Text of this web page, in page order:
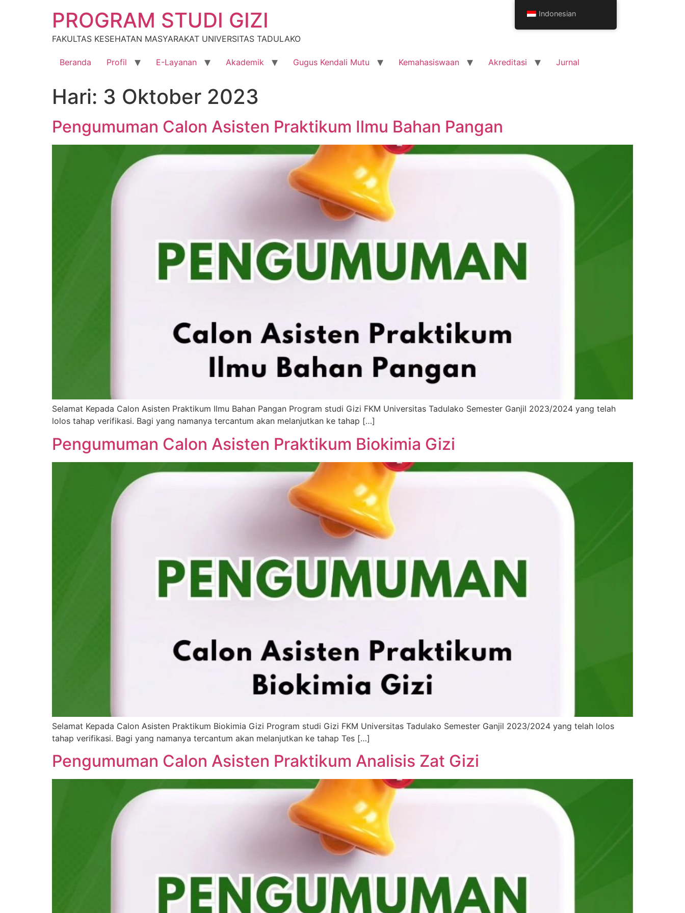
PROGRAM STUDI GIZI
FAKULTAS KESEHATAN MASYARAKAT UNIVERSITAS TADULAKO
Beranda Profil E-Layanan Akademik Gugus Kendali Mutu Kemahasiswaan Akreditasi Jurnal
Hari: 3 Oktober 2023
Pengumuman Calon Asisten Praktikum Ilmu Bahan Pangan
Selamat Kepada Calon Asisten Praktikum Ilmu Bahan Pangan Program studi Gizi FKM Universitas Tadulako Semester Ganjil 2023/2024 yang telah
lolos tahap verifikasi. Bagi yang namanya tercantum akan melanjutkan ke tahap […]
Pengumuman Calon Asisten Praktikum Biokimia Gizi
Selamat Kepada Calon Asisten Praktikum Biokimia Gizi Program studi Gizi FKM Universitas Tadulako Semester Ganjil 2023/2024 yang telah lolos
tahap verifikasi. Bagi yang namanya tercantum akan melanjutkan ke tahap Tes […]
Pengumuman Calon Asisten Praktikum Analisis Zat Gizi
Indonesian